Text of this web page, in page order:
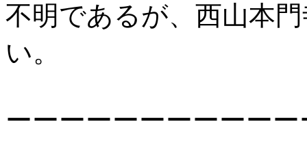
不明であるが、西山本
い。
ーーーーーーーーーー